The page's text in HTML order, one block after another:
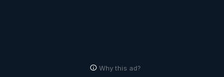
Why this ad?